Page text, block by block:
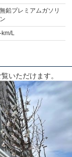
無鉛プレミアムガソリ
ン
-km/L
いただけます。